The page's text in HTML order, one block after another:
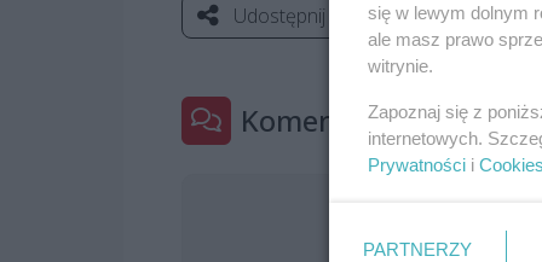
Udostępnij
Komentarze 0
Jeszcze
się w lewym dolnym
ale masz prawo
witrynie.
Zapoznaj się z
internetowych.
Prywatności i
PARTNERZY